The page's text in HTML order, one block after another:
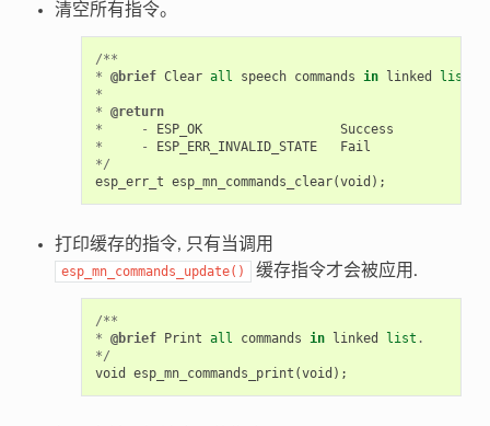
清空所有指令。
/**
* @brief Clear all speech commands in linked
list
*
* @return
*
- ESP_OK
Success
*
- ESP_ERR_INVALID_STATE
Fail
*/
esp_err_t esp_mn_commands_clear(void );
打印缓存的指令, 只有当调用
esp_mn_commands_update() 缓存指令才会被应用.
/**
* @brief Print all commands in linked list .
*/
void
esp_mn_commands_print (void );